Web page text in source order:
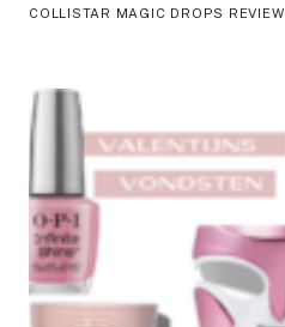
COLLISTAR MAGIC DROPS REVIEW